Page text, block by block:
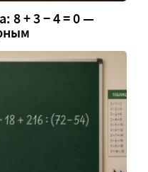
8 + 3 − 4 = 0 —